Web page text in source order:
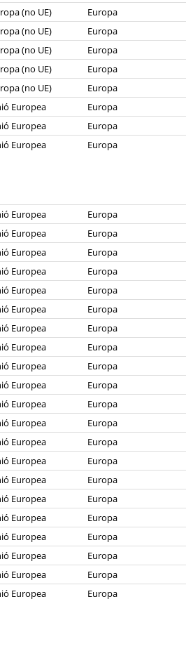
(no UE)
Europa
(no UE)
Europa
(no UE)
Europa
(no UE)
Europa
(no UE)
Europa
Europea
Europa
Europea
Europa
Europea Europa
Europea
Europa
Europea
Europa
Europea
Europa
Europea
Europa
Europea
Europa
Europea
Europa
Europea
Europa
Europea
Europa
Europea
Europa
Europea
Europa
Europea
Europa
Europea
Europa
Europea
Europa
Europea
Europa
Europea
Europa
Europea
Europa
Europea
Europa
Europea
Europa
Europea
Europa
Europea
Europa
Europea Europa